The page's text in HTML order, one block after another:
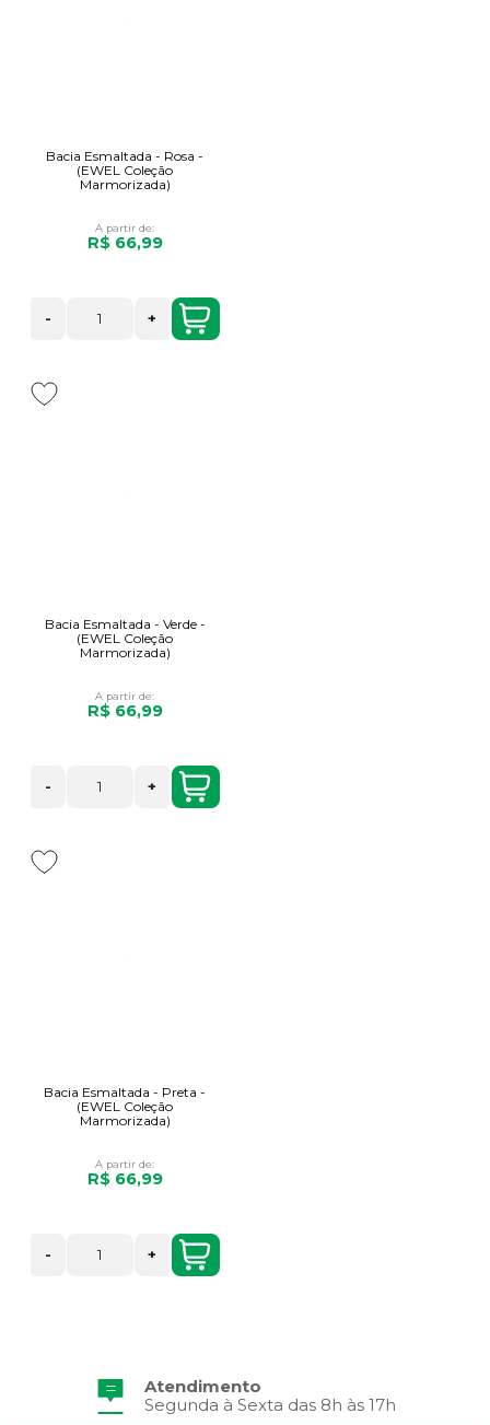
Bacia Esmaltada - Rosa -
(EWEL Coleção
Marmorizada)
A partir de:
R$ 66,99
- +
Bacia Esmaltada - Verde -
(EWEL Coleção
Marmorizada)
A partir de:
R$ 66,99
- +
Bacia Esmaltada - Preta -
(EWEL Coleção
Marmorizada)
A partir de:
R$ 66,99
- +
Atendimento
Segunda à Sexta das 8h às 17h